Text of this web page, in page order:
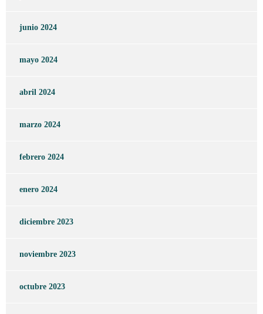
junio 2024
mayo 2024
abril 2024
marzo 2024
febrero 2024
enero 2024
diciembre 2023
noviembre 2023
octubre 2023